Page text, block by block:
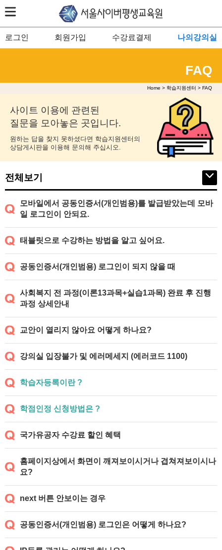
로그인 회원가입 수강료결제 나의강의실
FAQ
Home > 학습지원센터 > FAQ
사이트 이용에 관련된
질문을 모아놓은 곳입니다.
원하는 답을 찾지 못하셨다면 학습지원센터의
상담게시판을 이용해 문의해 주십시오.
전체보기
모바일에서 공동인증서(개인범용)를 발급받았는데 모바
일 로그인이 안되요.
태블릿으로 수강하는 방법을 알고 싶어요.
공동인증서(개인범용) 로그인이 되지 않을 때
사회복지 전 과정(이론13과목+실습1과목) 완료 후 진행
과정 상세안내
교안이 열리지 않아요 어떻게 하나요?
강의실 입장불가 및 에러메세지 (에러코드 1100)
학습자등록이란 ?
학점인정 신청방법은 ?
국가유공자 수강료 할인 혜택
홈페이지상에서 화면이 깨져보이시거나 겹쳐져보이시나
요?
next 버튼 안보이는 경우
공동인증서(개인범용) 로그인은 어떻게 하나요?